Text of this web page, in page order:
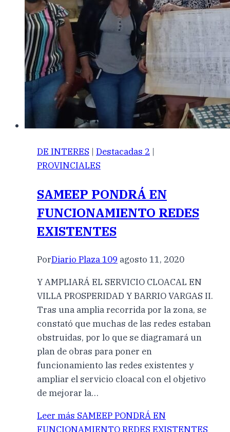
DE INTERES | Destacadas 2 |
PROVINCIALES
SAMEEP PONDRÁ EN
FUNCIONAMIENTO REDES
EXISTENTES
PorDiario Plaza 109 agosto 11, 2020
Y AMPLIARÁ EL SERVICIO CLOACAL EN
VILLA PROSPERIDAD Y BARRIO VARGAS II.
Tras una amplia recorrida por la zona, se
constató que muchas de las redes estaban
obstruidas, por lo que se diagramará un
plan de obras para poner en
funcionamiento las redes existentes y
ampliar el servicio cloacal con el objetivo
de mejorar la…
Leer más SAMEEP PONDRÁ EN
FUNCIONAMIENTO REDES EXISTENTES